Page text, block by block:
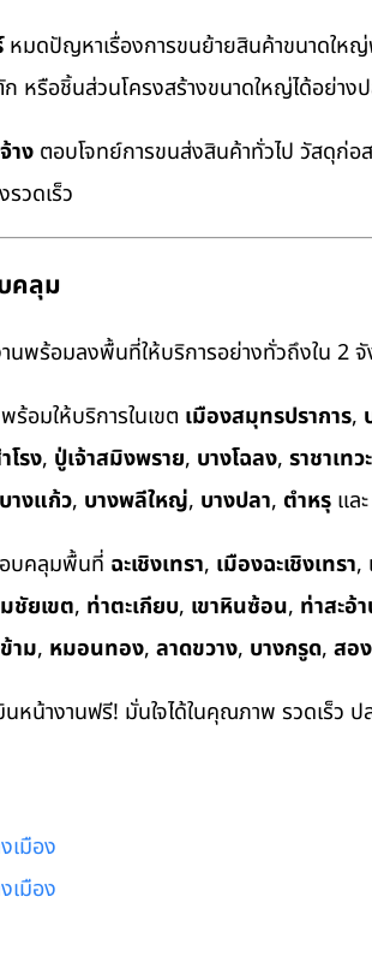
หมดปัญหาเรื่องการขนย้ายสินค้าขนาดใหญ่
หรือชิ้นส่วนโครงสร้างขนาดใหญ่ได้อย่าง
าง ตอบโจทย์การขนส่งสินค้าทั่วไป วัสดุก่
วดเร็ว
คลุม
นพร้อมลงพื้นที่ให้บริการอย่างทั่วถึงใน 2
พร้อมให้บริการในเขต เมืองสมุทรปราการ,
โรง, ปู่เจ้าสมิงพราย, บางโฉลง, ราชาเทวะ
บางแก้ว, บางพลีใหญ่, บางปลา, ตำหรุ และ
บคลุมพื้นที่ ฉะเชิงเทรา, เมืองฉะเชิงเทรา,
ชัยเขต, ท่าตะเกียบ, เขาหินซ้อน, ท่าสะอ้
าม, หมอนทอง, ลาดขวาง, บางกรูด, สอ
นหน้างานฟรี! มั่นใจได้ในคุณภาพ รวดเร็ว
เมือง
เมือง